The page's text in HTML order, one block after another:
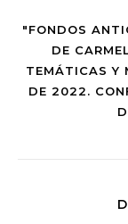
"FONDOS
DE
TEMÁTICAS Y
DE 2022.